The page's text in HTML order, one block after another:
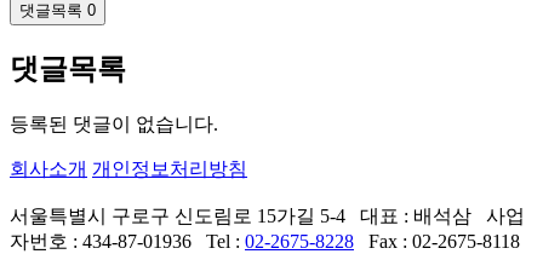
댓글목록 0
댓글목록
등록된 댓글이 없습니다.
회사소개 개인정보처리방침
서울특별시 구로구 신도림로 15가길 5-4 대표 : 배석삼 사업
자번호 : 434-87-01936 Tel : 02-2675-8228 Fax : 02-2675-8118